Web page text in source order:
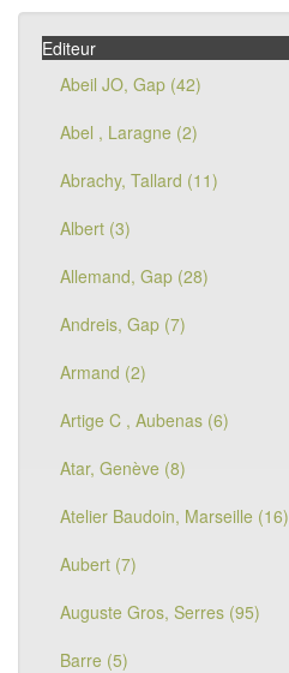
Editeur
Abeil JO, Gap (42)
Abel , Laragne (2)
Abrachy, Tallard (11)
Albert (3)
Allemand, Gap (28)
Andreis, Gap (7)
Armand (2)
Artige C , Aubenas (6)
Atar, Genève (8)
Atelier Baudoin, Marseille (16)
Aubert (7)
Auguste Gros, Serres (95)
Barre (5)